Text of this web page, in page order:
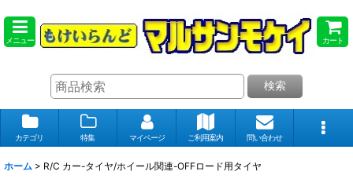
メニュー カート
検索
カテゴリ 特集 マイページ ご利用案内 問い合わせ
ホーム > R/C カー-タイヤ/ホイール関連-OFFロード用タイヤ